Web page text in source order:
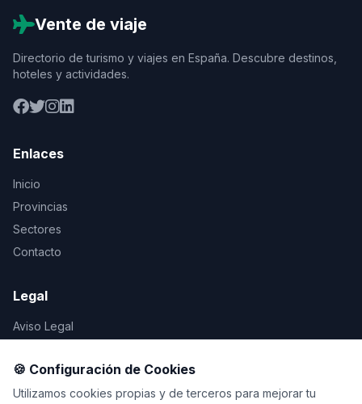
Vente de viaje
Directorio de turismo y viajes en España. Descubre destinos,
hoteles y actividades.
Enlaces
Inicio
Provincias
Sectores
Contacto
Legal
Aviso Legal
Cookies
🍪 Configuración de Cookies
Utilizamos cookies propias y de terceros para mejorar tu